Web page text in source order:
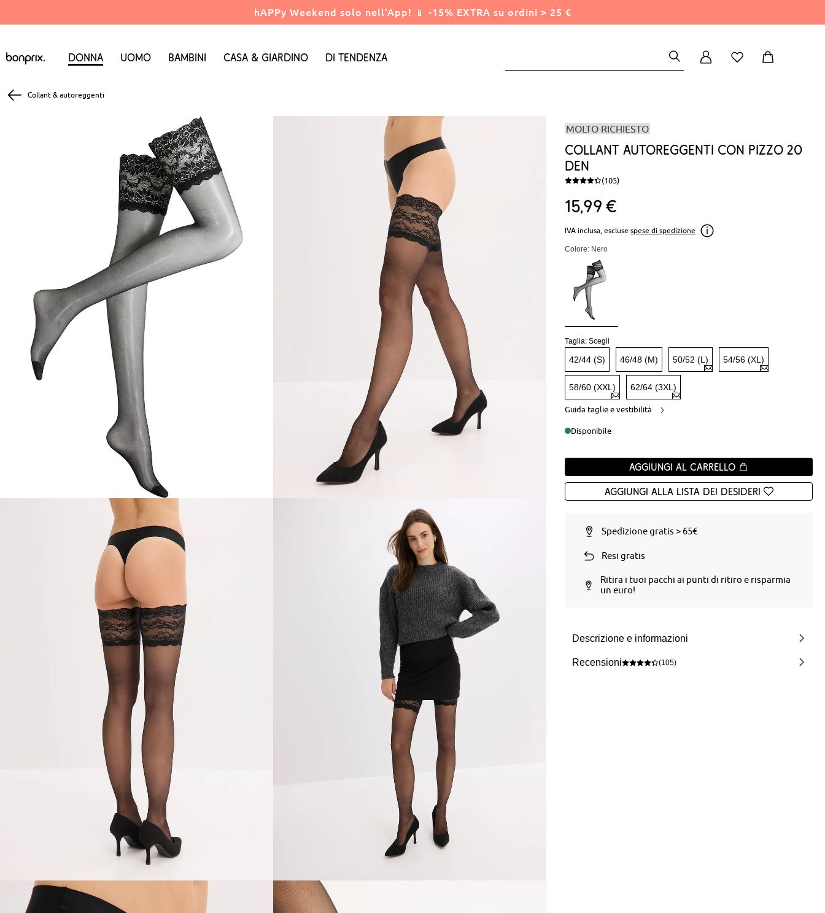
hAPPy Weekend solo nell'App! 📱 -15% EXTRA su ordini > 25 €
Donna Uomo Bambini Casa & Giardino Di tendenza
Collant & autoreggenti
MOLTO RICHIESTO
Collant autoreggenti con pizzo 20
den
(105)
1599 €
IVA inclusa, escluse spese di spedizione
Colore: Nero
Taglia:Scegli
42/44 (S) 46/48 (M) 50/52 (L) 54/56 (XL)
58/60 (XXL) 62/64 (3XL)
Guida taglie e vestibilità
Disponibile
Aggiungi al carrello
Aggiungi alla Lista dei desideri
Spedizione gratis > 65€
Resi gratis
Ritira i tuoi pacchi ai punti di ritiro e risparmia
un euro!
Descrizione e informazioni
Recensioni (105)